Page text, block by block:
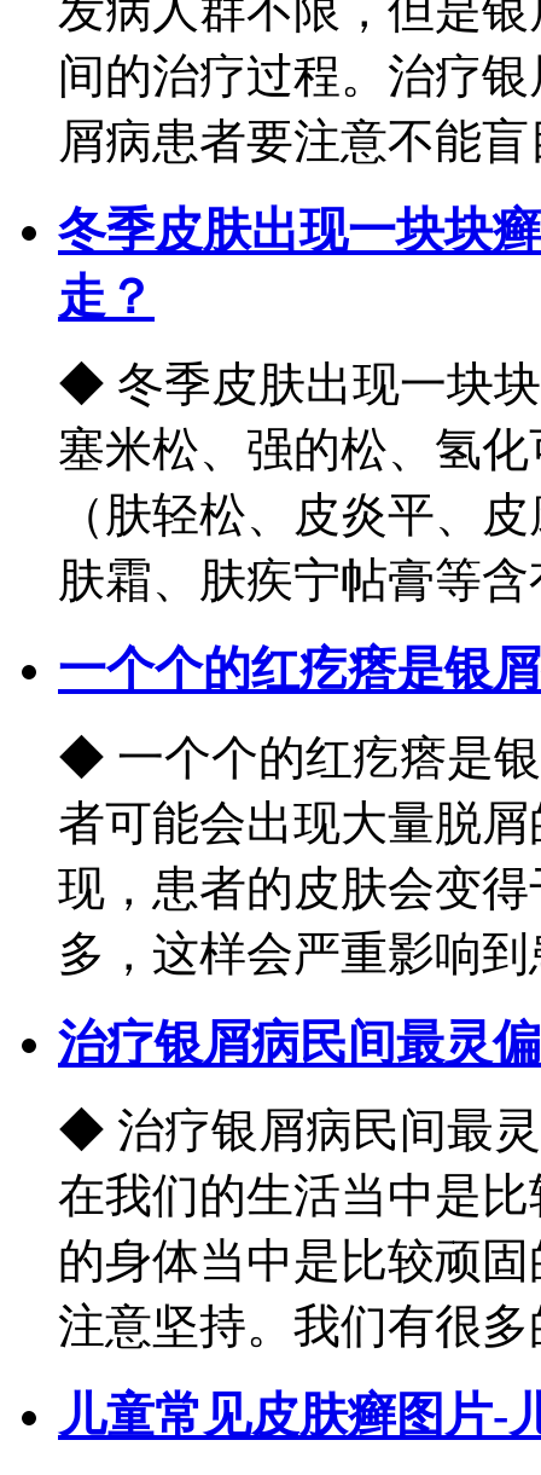
间的治疗过程。治疗
屑病患者要注意不能盲
冬季皮肤出现一块块
走？
◆ 冬季皮肤出现一块
塞米松、强的松、氢
（肤轻松、皮炎平、
肤霜、肤疾宁帖膏等
一个个的红疙瘩是银
◆ 一个个的红疙瘩是
者可能会出现大量脱
现，患者的皮肤会变
多，这样会严重影响
治疗银屑病民间最灵
◆ 治疗银屑病民间最
在我们的生活当中是
的身体当中是比较顽
注意坚持。我们有很多
儿童常见皮肤癣图片-